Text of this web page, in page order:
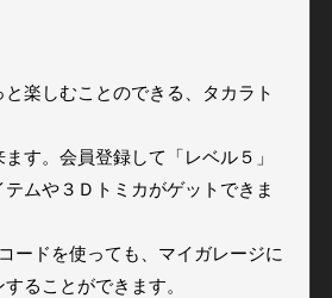
楽しむことのできる、タカラト
す。会員登録して「レベル５」
ムや３Ｄトミカがゲットできま
ードを使っても、マイガレージに
ることができます。